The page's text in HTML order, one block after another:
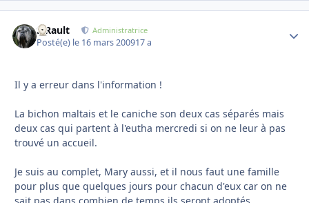
S.Rault Administratrice
Posté(e) le 16 mars 200917 a
Il y a erreur dans l'information !
La bichon maltais et le caniche son deux cas séparés mais
deux cas qui partent à l'eutha mercredi si on ne leur à pas
trouvé un accueil.
Je suis au complet, Mary aussi, et il nous faut une famille
pour plus que quelques jours pour chacun d'eux car on ne